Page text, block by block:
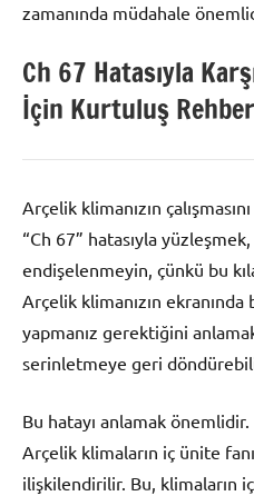
zamanında müdahale
Ch 67 Hatasıyla
İçin Kurtuluş
Arçelik klimanızın
“Ch 67” hatasıyla
endişelenmeyin, çünkü bu
Arçelik klimanızın
yapmanız gerektiğini
serinletmeye geri
Bu hatayı anlamak
Arçelik klimaların iç ünite
ilişkilendirilir. Bu, klimaların